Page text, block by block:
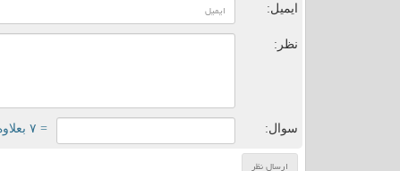
ایمیل:
نظر:
سوال: = ۷ بعلاوه ۳